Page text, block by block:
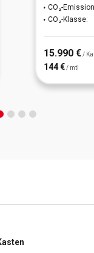
CO₂-
CO₂-Klasse:
15.990 € /
144 € / mtl